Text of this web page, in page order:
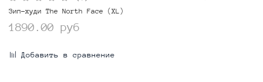
Зип-худи The North Face (XL)
1890.00 руб
Добавить в сравнение